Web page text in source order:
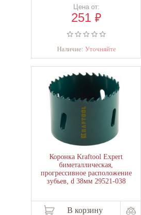
Цена от:
251₽
Наличие: Уточняйте
Коронка Kraftool Expert
биметаллическая,
прогрессивное расположение
зубьев, d 38мм 29521-038
В корзину